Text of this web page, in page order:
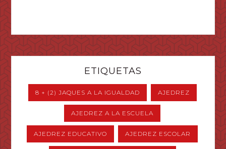
ETIQUETAS
8 + (2) JAQUES A LA IGUALDAD AJEDREZ
AJEDREZ A LA ESCUELA
AJEDREZ EDUCATIVO AJEDREZ ESCOLAR